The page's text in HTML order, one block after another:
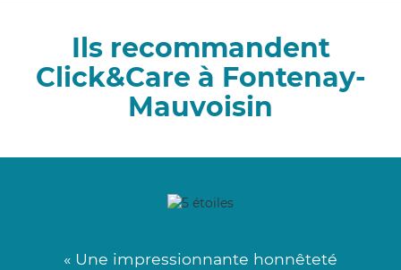
Ils recommandent
Click&Care à Fontenay-
Mauvoisin
« Une impressionnante honnêteté